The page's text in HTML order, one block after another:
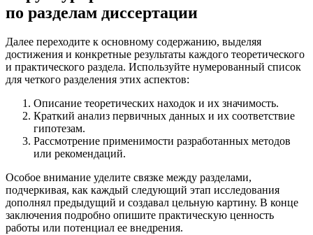
по разделам диссертации
Далее переходите к основному содержанию, выделяя
достижения и конкретные результаты каждого теоретического
и практического раздела. Используйте нумерованный список
для четкого разделения этих аспектов:
Описание теоретических находок и их значимость.
Краткий анализ первичных данных и их соответствие
гипотезам.
Рассмотрение применимости разработанных методов
или рекомендаций.
Особое внимание уделите связке между разделами,
подчеркивая, как каждый следующий этап исследования
дополнял предыдущий и создавал цельную картину. В конце
заключения подробно опишите практическую ценность
работы или потенциал ее внедрения.